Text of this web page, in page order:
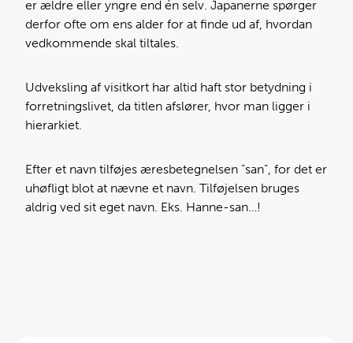
er ældre eller yngre end én selv. Japanerne spørger
derfor ofte om ens alder for at finde ud af, hvordan
vedkommende skal tiltales.
Udveksling af visitkort har altid haft stor betydning i
forretningslivet, da titlen afslører, hvor man ligger i
hierarkiet.
Efter et navn tilføjes æresbetegnelsen ”san”, for det er
uhøfligt blot at nævne et navn. Tilføjelsen bruges
aldrig ved sit eget navn. Eks. Hanne-san…!